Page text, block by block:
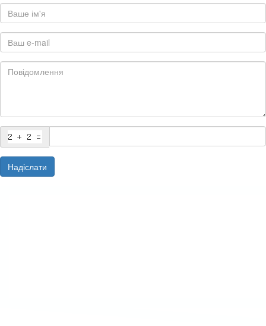
Надіслати